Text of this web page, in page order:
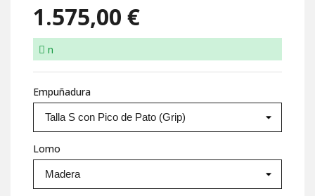
1.575,00 €
n
Empuñadura
Lomo